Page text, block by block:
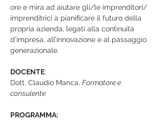
ore e mira ad aiutare gli/le imprenditori/
imprenditrici a pianificare il futuro della
propria azienda, legati alla continuità
d’impresa, all’innovazione e al passaggio
generazionale.
DOCENTE:
Dott. Claudio Manca, Formatore e
consulente
PROGRAMMA: